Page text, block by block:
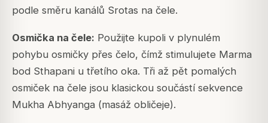
podle směru kanálů Srotas na čele.
Osmička na čele: Použijte kupoli v plynulém
pohybu osmičky přes čelo, čímž stimulujete Marma
bod Sthapani u třetího oka. Tři až pět pomalých
osmiček na čele jsou klasickou součástí sekvence
Mukha Abhyanga (masáž obličeje).